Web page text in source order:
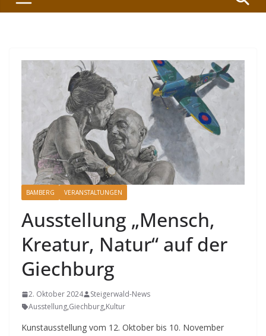
BAMBERG VERANSTALTUNGEN
Ausstellung „Mensch,
Kreatur, Natur“ auf der
Giechburg
2. Oktober 2024
Steigerwald-News
Ausstellung,Giechburg,Kultur
Kunstausstellung vom 12. Oktober bis 10. November